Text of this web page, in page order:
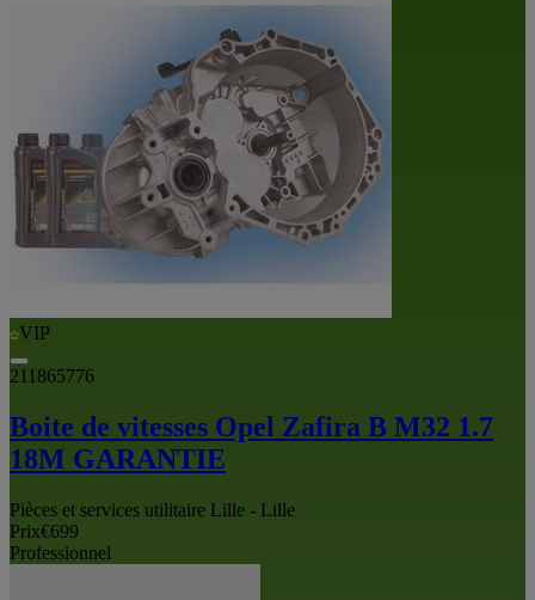
VIP
211865776
Boite de vitesses Opel Zafira B M32 1.7
18M GARANTIE
Pièces et services utilitaire Lille - Lille
Prix€699
Professionnel